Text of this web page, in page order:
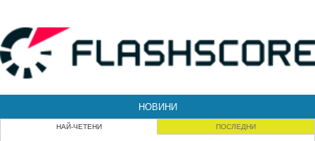
НОВИНИ
НАЙ-ЧЕТЕНИ ПОСЛЕДНИ